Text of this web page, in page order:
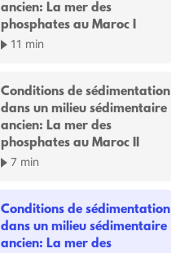
ancien: La mer des
phosphates au Maroc I
11 min
Conditions de sédimentation
dans un milieu sédimentaire
ancien: La mer des
phosphates au Maroc II
7 min
Conditions de sédimentation
dans un milieu sédimentaire
ancien: La mer des